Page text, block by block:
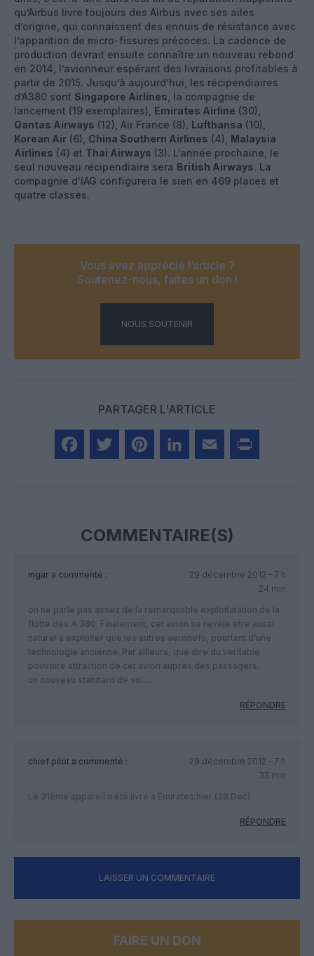
qu’Airbus livre toujours des Airbus avec ses ailes
d’origine, qui connaissent des ennuis de résistance avec
l’apparition de micro-fissures précoces. La cadence de
production devrait ensuite connaître un nouveau rebond
en 2014, l’avionneur espérant des livraisons profitables à
partir de 2015. Jusqu’à aujourd’hui, les récipendiaires
d’A380 sont Singapore Airlines , la compagnie de
lancement (19 exemplaires), Emirates Airline (30),
Qantas Airways (12), Air France (8), Lufthansa (10),
Korean Air (6), China Southern Airlines (4), Malaysia
Airlines (4) et Thai Airways (3). L’année prochaine, le
seul nouveau récipendiaire sera British Airways. La
compagnie d'IAG configurera le sien en 469 places et
quatre classes.
Vous avez apprécié l’article ?
Soutenez-nous, faites un don !
NOUS SOUTENIR
PARTAGER L'ARTICLE
COMMENTAIRE(S)
ingar a commenté :
29 décembre 2012 - 7 h
24 min
on ne parle pas assez de la remarquable exploitatation de la
flotte des A 380. Finalement, cet avion se revèle etre aussi
naturel a exploiter que les autres aeronefs, pourtant d’une
technologie ancienne. Par ailleurs, que dire du veritable
pouvoire attraction de cet avion aupres des passagers.
un nouveau standard de vol….
RÉPONDRE
chief pilot a commenté :
29 décembre 2012 - 7 h
33 min
Le 31ème appareil a été livré a Emirates hier (28 Dec)
RÉPONDRE
LAISSER UN COMMENTAIRE
FAIRE UN DON